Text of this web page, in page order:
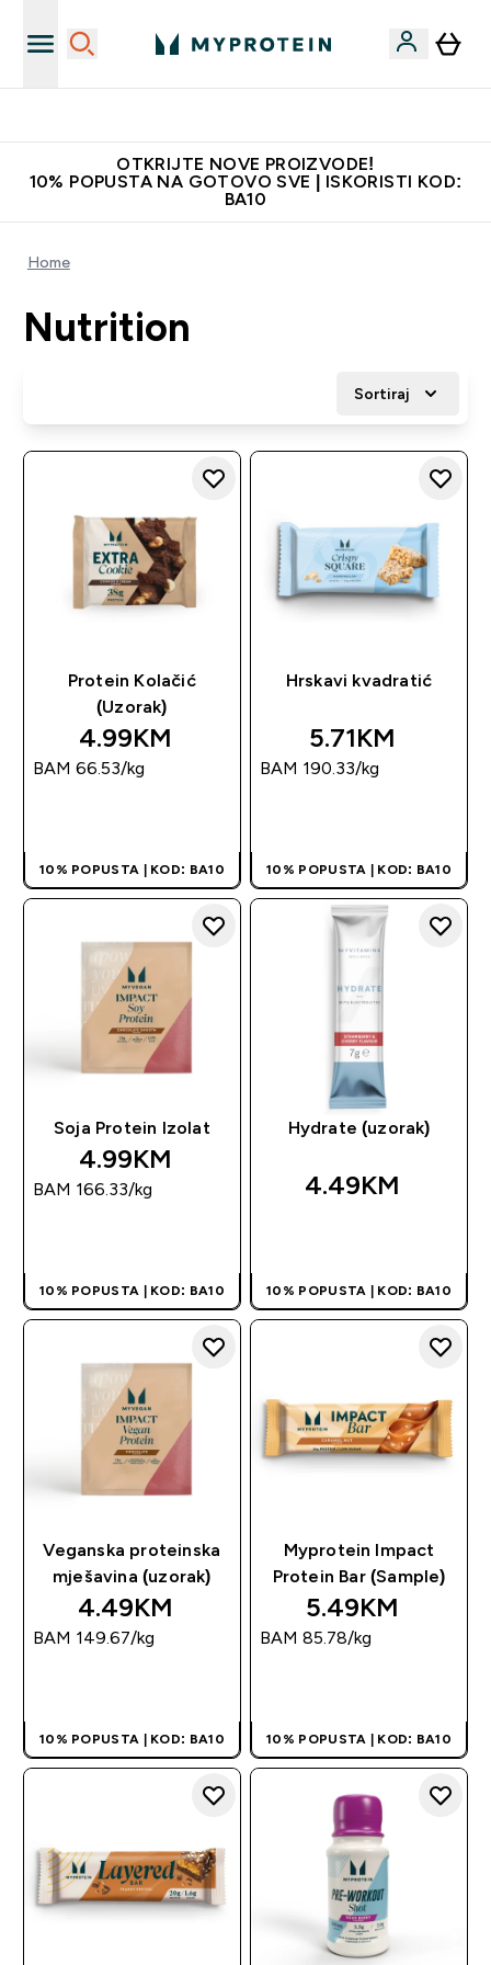
OTKRIJTE NOVE PROIZVODE!
10% POPUSTA NA GOTOVO SVE | ISKORISTI KOD:
BA10
Home
Nutrition
Sortiraj
Protein Kolačić
(Uzorak)
4.99KM‎
BAM 66.53‎/kg
10% POPUSTA | KOD: BA10
Hrskavi kvadratić
5.71KM‎
BAM 190.33‎/kg
10% POPUSTA | KOD: BA10
Soja Protein Izolat
4.99KM‎
BAM 166.33‎/kg
10% POPUSTA | KOD: BA10
Hydrate (uzorak)
4.49KM‎
10% POPUSTA | KOD: BA10
Veganska proteinska
mješavina (uzorak)
4.49KM‎
BAM 149.67‎/kg
10% POPUSTA | KOD: BA10
Myprotein Impact
Protein Bar (Sample)
5.49KM‎
BAM 85.78‎/kg
10% POPUSTA | KOD: BA10